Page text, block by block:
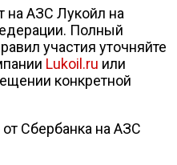
на АЗС Лукойл на
Полный
участия уточняйте
Lukoil.ru или
конкретной